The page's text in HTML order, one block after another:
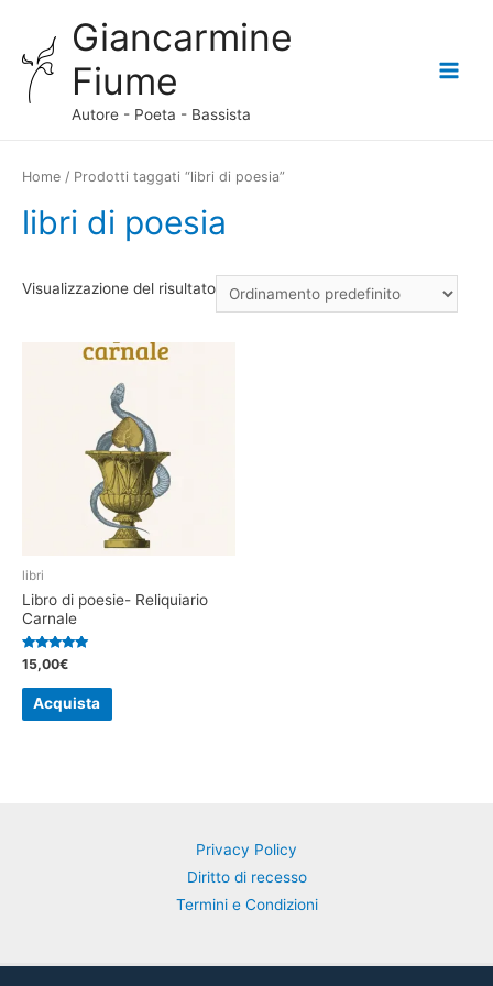
Giancarmine
Fiume
Autore - Poeta - Bassista
Main
Home / Prodotti taggati “libri di poesia”
libri di poesia
Visualizzazione del risultato
libri
Libro di poesie- Reliquiario
Carnale
Valutato
4.92
su 5
15,00€
Acquista
Privacy Policy
Diritto di recesso
Termini e Condizioni